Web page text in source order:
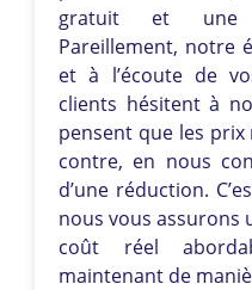
gratuit et une
Pareillement, notre
et à l’écoute de
clients hésitent à
pensent que les prix
contre, en nous
d’une réduction.
nous vous assurons
coût réel
maintenant de